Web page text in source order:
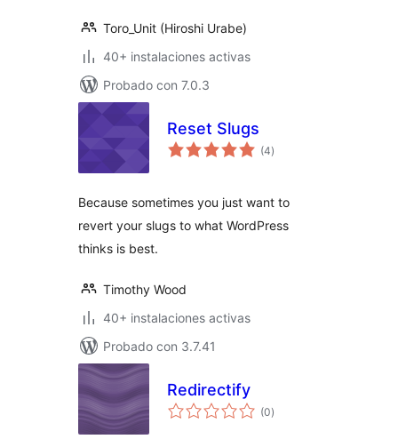
Toro_Unit (Hiroshi Urabe)
40+ instalaciones activas
Probado con 7.0.3
Reset Slugs
(4total
de
)
Because sometimes you just want to
revert your slugs to what WordPress
thinks is best.
Timothy Wood
40+ instalaciones activas
Probado con 3.7.41
Redirectify
(0total
de
)